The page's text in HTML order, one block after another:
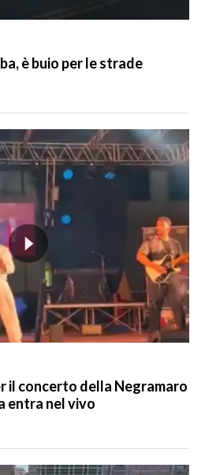
è buio per le strade
il concerto della Negramaro
entra nel vivo